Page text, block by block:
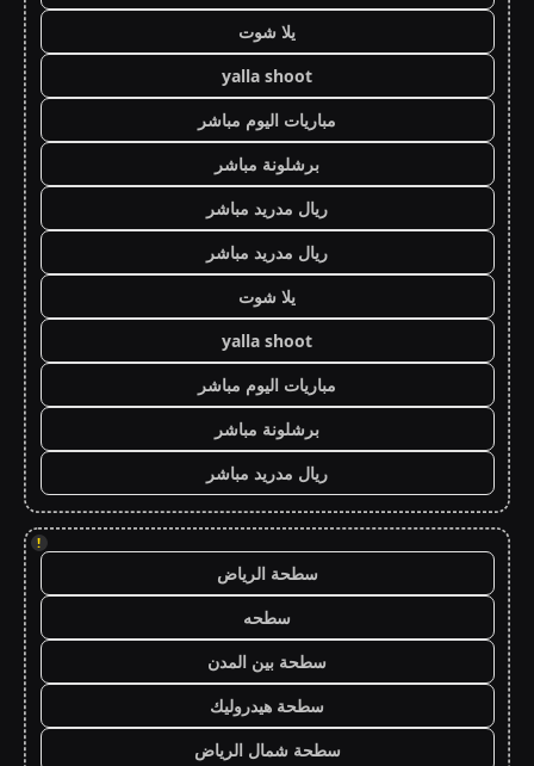
يلا شوت
yalla shoot
مباريات اليوم مباشر
برشلونة مباشر
ريال مدريد مباشر
ريال مدريد مباشر
يلا شوت
yalla shoot
مباريات اليوم مباشر
برشلونة مباشر
ريال مدريد مباشر
!
سطحة الرياض
سطحه
سطحة بين المدن
سطحة هيدروليك
سطحة شمال الرياض